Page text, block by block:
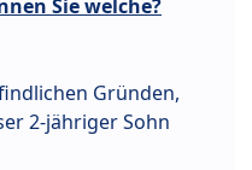
Sie welche?
Gründen,
2-jähriger Sohn